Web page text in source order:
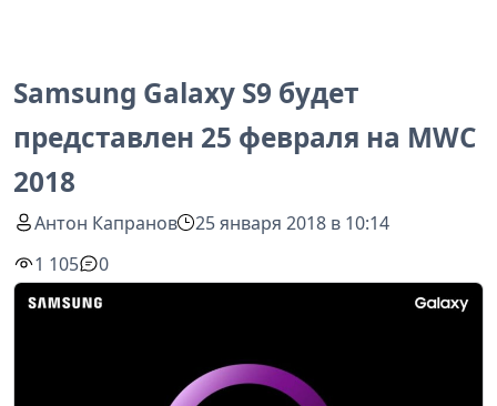
Samsung Galaxy S9 будет
представлен 25 февраля на MWC
2018
Антон Капранов
25 января 2018 в 10:14
1 105
0